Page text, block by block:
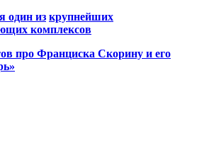
один из крупнейших
комплексов
про Франциска Скорину и его